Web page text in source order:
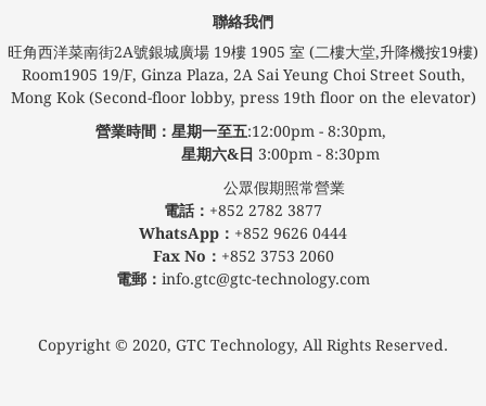
聯絡我們
旺角西洋菜南街2A號銀城廣場​ 19樓 1905 室 (二樓大堂,升降機按19樓)
Room1905 19/F, Ginza Plaza, 2A Sai Yeung Choi Street South,
Mong Kok (Second-floor lobby, press 19th floor on the elevator)
營業時間：星期一至五:12:00pm - 8:30pm,
星期六&日 3:00pm - 8:30pm
公眾假期照常營業
電話： +852 2782 3877
WhatsApp： +852 9626 0444
Fax No： +852 3753 2060
電郵： info.gtc@gtc-technology.com
Copyright © 2020, GTC Technology, All Rights Reserved.